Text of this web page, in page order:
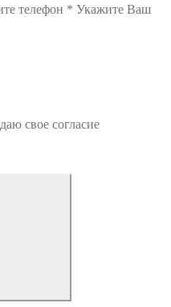
телефон * Укажите Ваш
свое согласие